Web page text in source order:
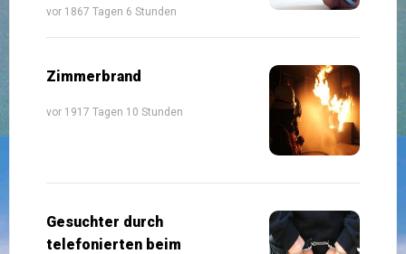
vor 1867 Tagen 6 Stunden
Zimmerbrand
vor 1917 Tagen 10 Stunden
Gesuchter durch
telefonierten beim